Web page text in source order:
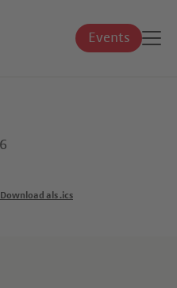
Events
Download als .ics